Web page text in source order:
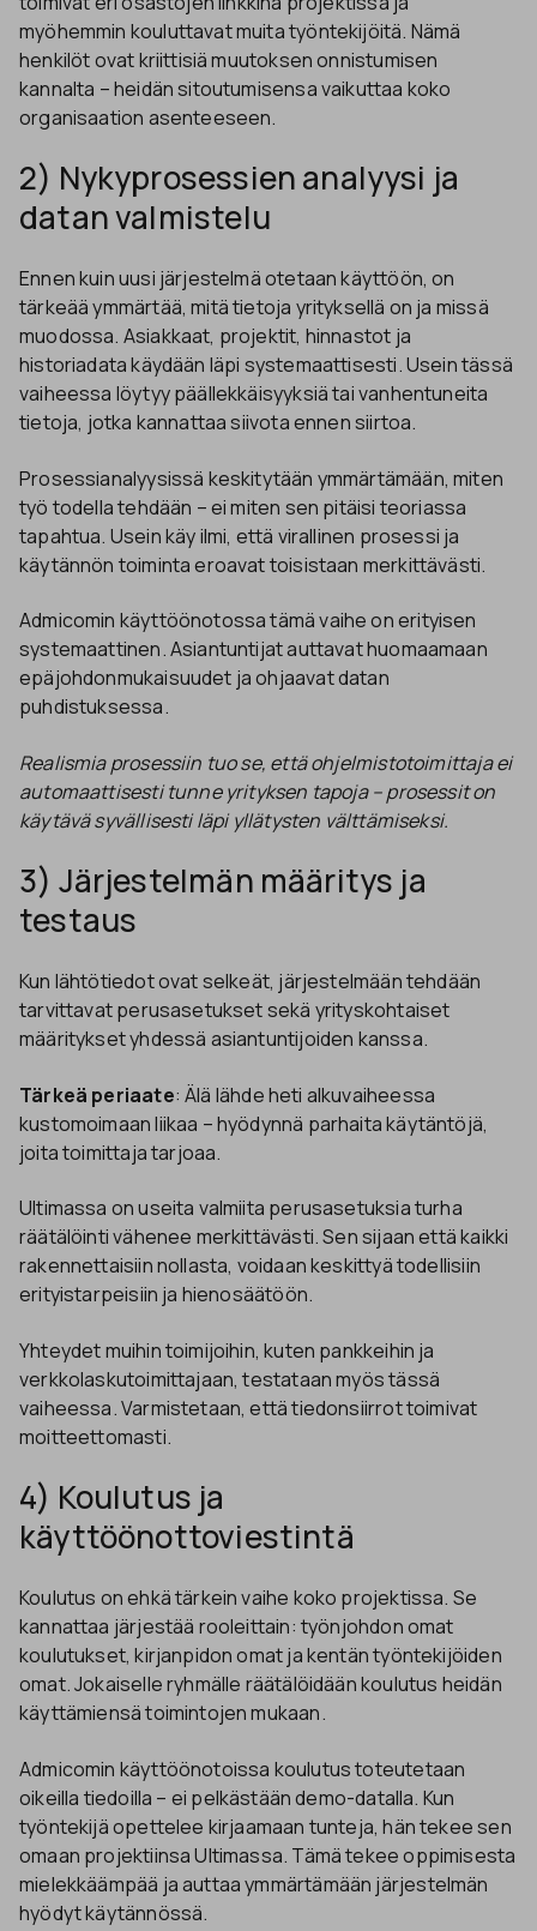
myöhemmin kouluttavat muita työntekijöitä. Nämä
henkilöt ovat kriittisiä muutoksen onnistumisen
kannalta – heidän sitoutumisensa vaikuttaa koko
organisaation asenteeseen.
2) Nykyprosessien analyysi ja
datan valmistelu
Ennen kuin uusi järjestelmä otetaan käyttöön, on
tärkeää ymmärtää, mitä tietoja yrityksellä on ja missä
muodossa. Asiakkaat, projektit, hinnastot ja
historiadata käydään läpi systemaattisesti. Usein tässä
vaiheessa löytyy päällekkäisyyksiä tai vanhentuneita
tietoja, jotka kannattaa siivota ennen siirtoa.
Prosessianalyysissä keskitytään ymmärtämään, miten
työ todella tehdään – ei miten sen pitäisi teoriassa
tapahtua. Usein käy ilmi, että virallinen prosessi ja
käytännön toiminta eroavat toisistaan merkittävästi.
Admicomin käyttöönotossa tämä vaihe on erityisen
systemaattinen. Asiantuntijat auttavat huomaamaan
epäjohdonmukaisuudet ja ohjaavat datan
puhdistuksessa.
Realismia prosessiin tuo se, että ohjelmistotoimittaja ei
automaattisesti tunne yrityksen tapoja – prosessit on
käytävä syvällisesti läpi yllätysten välttämiseksi.
3) Järjestelmän määritys ja
testaus
Kun lähtötiedot ovat selkeät, järjestelmään tehdään
tarvittavat perusasetukset sekä yrityskohtaiset
määritykset yhdessä asiantuntijoiden kanssa.
Tärkeä periaate: Älä lähde heti alkuvaiheessa
kustomoimaan liikaa – hyödynnä parhaita käytäntöjä,
joita toimittaja tarjoaa.
Ultimassa on useita valmiita perusasetuksia turha
räätälöinti vähenee merkittävästi. Sen sijaan että kaikki
rakennettaisiin nollasta, voidaan keskittyä todellisiin
erityistarpeisiin ja hienosäätöön.
Yhteydet muihin toimijoihin, kuten pankkeihin ja
verkkolaskutoimittajaan, testataan myös tässä
vaiheessa. Varmistetaan, että tiedonsiirrot toimivat
moitteettomasti.
4) Koulutus ja
käyttöönottoviestintä
Koulutus on ehkä tärkein vaihe koko projektissa. Se
kannattaa järjestää rooleittain: työnjohdon omat
koulutukset, kirjanpidon omat ja kentän työntekijöiden
omat. Jokaiselle ryhmälle räätälöidään koulutus heidän
käyttämiensä toimintojen mukaan.
Admicomin käyttöönotoissa koulutus toteutetaan
oikeilla tiedoilla – ei pelkästään demo-datalla. Kun
työntekijä opettelee kirjaamaan tunteja, hän tekee sen
omaan projektiinsa Ultimassa. Tämä tekee oppimisesta
mielekkäämpää ja auttaa ymmärtämään järjestelmän
hyödyt käytännössä.